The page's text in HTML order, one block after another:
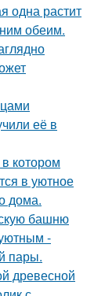
одна растит
обеим.
её в
котором
в уютное
дома.
башню
-
пары.
древесной